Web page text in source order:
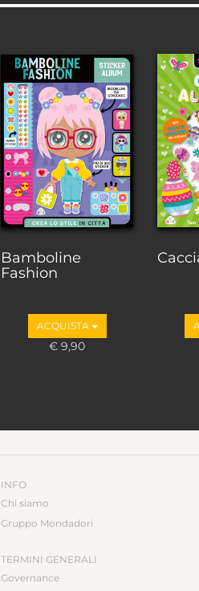
Bamboline
Fashion
ACQUISTA
€ 9,90
INFO
Chi siamo
Gruppo Mondadori
TERMINI GENERALI
Governance